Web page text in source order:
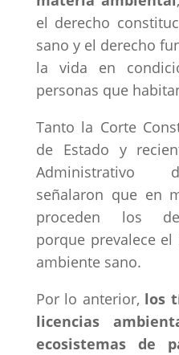
el derecho
sano y el derecho
la vida en
personas que
Tanto la Corte
de Estado y
Administrativo
señalaron que en
proceden los
porque prevalece
ambiente sano.
Por lo anterior, los
licencias
ecosistemas de